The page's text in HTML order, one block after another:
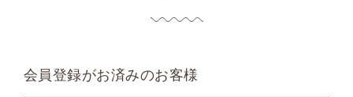
会員登録がお済みのお客様